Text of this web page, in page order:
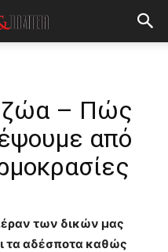
ζώα – Πώς
από
των δικών μας
τα αδέσποτα καθώς